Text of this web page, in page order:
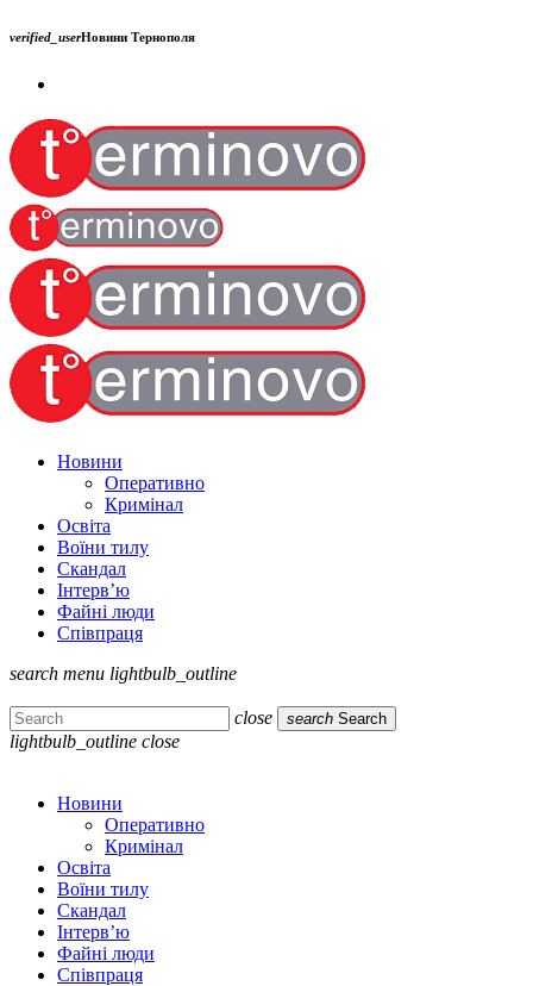
verified_userНовини Тернополя
Новини
Оперативно
Кримінал
Освіта
Воїни тилу
Скандал
Інтерв’ю
Файні люди
Співпраця
search menu lightbulb_outline
close search Search
lightbulb_outline close
Новини
Оперативно
Кримінал
Освіта
Воїни тилу
Скандал
Інтерв’ю
Файні люди
Співпраця